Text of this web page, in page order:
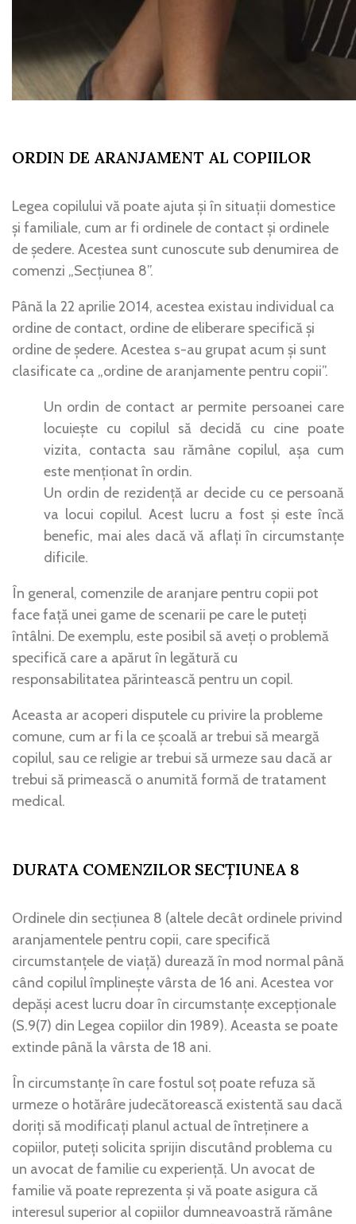
ORDIN DE ARANJAMENT AL COPIILOR
Legea copilului vă poate ajuta și în situații domestice
și familiale, cum ar fi ordinele de contact și ordinele
de ședere. Acestea sunt cunoscute sub denumirea de
comenzi „Secțiunea 8”.
Până la 22 aprilie 2014, acestea existau individual ca
ordine de contact, ordine de eliberare specifică și
ordine de ședere. Acestea s-au grupat acum și sunt
clasificate ca „ordine de aranjamente pentru copii”.
Un ordin de contact ar permite persoanei care
locuiește cu copilul să decidă cu cine poate
vizita, contacta sau rămâne copilul, așa cum
este menționat în ordin.
Un ordin de rezidență ar decide cu ce persoană
va locui copilul. Acest lucru a fost și este încă
benefic, mai ales dacă vă aflați în circumstanțe
dificile.
În general, comenzile de aranjare pentru copii pot
face față unei game de scenarii pe care le puteți
întâlni. De exemplu, este posibil să aveți o problemă
specifică care a apărut în legătură cu
responsabilitatea părintească pentru un copil.
Aceasta ar acoperi disputele cu privire la probleme
comune, cum ar fi la ce școală ar trebui să meargă
copilul, sau ce religie ar trebui să urmeze sau dacă ar
trebui să primească o anumită formă de tratament
medical.
DURATA COMENZILOR SECȚIUNEA 8
Ordinele din secțiunea 8 (altele decât ordinele privind
aranjamentele pentru copii, care specifică
circumstanțele de viață) durează în mod normal până
când copilul împlinește vârsta de 16 ani. Acestea vor
depăși acest lucru doar în circumstanțe excepționale
(S.9(7) din Legea copiilor din 1989). Aceasta se poate
extinde până la vârsta de 18 ani.
În circumstanțe în care fostul soț poate refuza să
urmeze o hotărâre judecătorească existentă sau dacă
doriți să modificați planul actual de întreținere a
copiilor, puteți solicita sprijin discutând problema cu
un avocat de familie cu experiență. Un avocat de
familie vă poate reprezenta și vă poate asigura că
interesul superior al copiilor dumneavoastră rămâne